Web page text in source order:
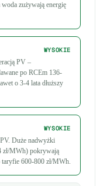
zużywają energię
WYSOKIE
PV –
po RCEm 136-
o 3-4 lata dłuższy
WYSOKIE
Duże nadwyżki
zł/MWh) pokrywają
600-800 zł/MWh.